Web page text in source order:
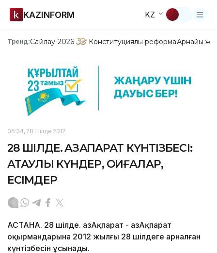
KAZINFORM KZ
Тренд:Сайлау-2026 Конституциялық реформаАрнайы
06:34, 28 Шілде 2012
28 ШІЛДЕ. ҚАЗАҚПАРАТ КҮНТІЗБЕСІ:
АТАУЛЫ КҮНДЕР, ОҚИҒАЛАР,
ЕСІМДЕР
АСТАНА. 28 шілде. ҚазАқпарат - ҚазАқпарат
оқырмандарына 2012 жылғы 28 шілдеге арналған
күнтізбесін ұсынады.